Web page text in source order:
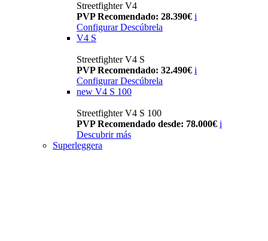
Streetfighter V4
PVP Recomendado: 28.390€ i
Configurar Descúbrela
V4 S
Streetfighter V4 S
PVP Recomendado: 32.490€ i
Configurar Descúbrela
new V4 S 100
Streetfighter V4 S 100
PVP Recomendado desde: 78.000€ i
Descubrir más
Superleggera